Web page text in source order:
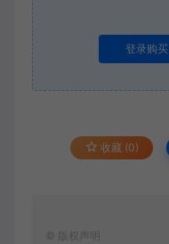
登录购买
收藏 (0)
© 版权声明